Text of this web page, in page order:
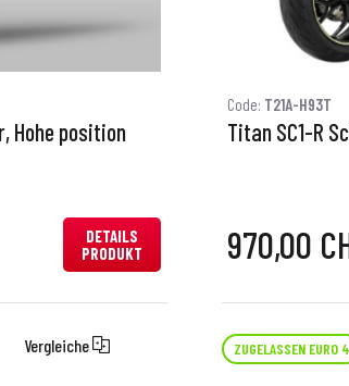
Hohe position
DETAILS
PRODUKT
Code: T21A-H93T
Titan SC1-R
970,00
Vergleiche ZUGELASSEN EURO 4